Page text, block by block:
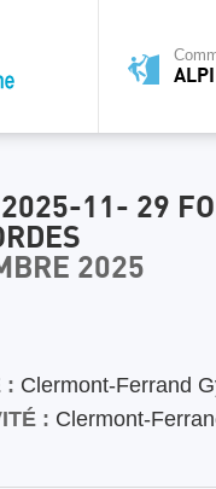
11- 29
2025
: Clermont-Ferrand
: Clermont-